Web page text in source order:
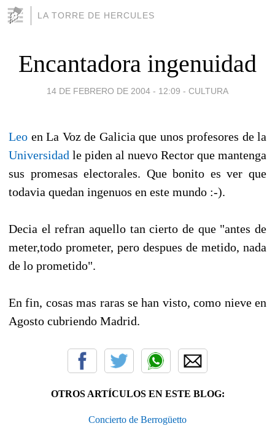
LA TORRE DE HERCULES
Encantadora ingenuidad
14 DE FEBRERO DE 2004 - 12:09 - CULTURA
Leo en La Voz de Galicia que unos profesores de la
Universidad le piden al nuevo Rector que mantenga
sus promesas electorales. Que bonito es ver que
todavia quedan ingenuos en este mundo :-).
Decia el refran aquello tan cierto de que "antes de
meter,todo prometer, pero despues de metido, nada
de lo prometido".
En fin, cosas mas raras se han visto, como nieve en
Agosto cubriendo Madrid.
OTROS ARTÍCULOS EN ESTE BLOG:
Concierto de Berrogüetto